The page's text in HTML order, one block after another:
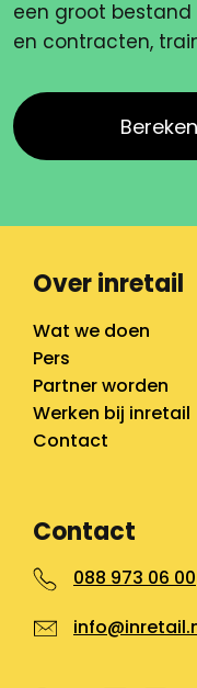
een groot
en contracten,
Over inretail
Wat we doen
Pers
Partner worden
Werken bij inretail
Contact
Contact
088 973 06 00